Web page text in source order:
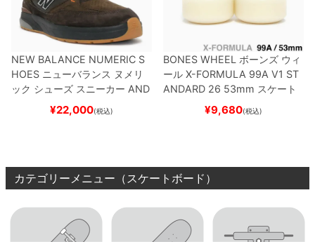
NEW BALANCE NUMERIC S
HOES ニューバランス ヌメリ
ック シューズ スニーカー AND
REW REYNOLDS 933
BROWN/BLACKスケート
¥22,000(税込)
BONES WHEEL ボーンズ ウィ
ール X-FORMULA 99A V1 ST
ANDARD 26 53mm スケート
ボード スケボー
¥9,680(税込)
カテゴリーメニュー（スケートボード）